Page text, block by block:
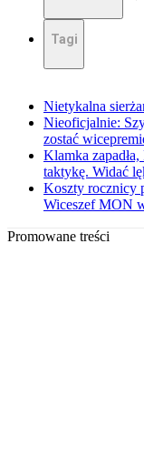
Tagi
Nietykalna
Nieoficjalnie:
zostać
Klamka
taktykę. Widać
Koszty rocznicy
Wiceszef MON
Promowane treści